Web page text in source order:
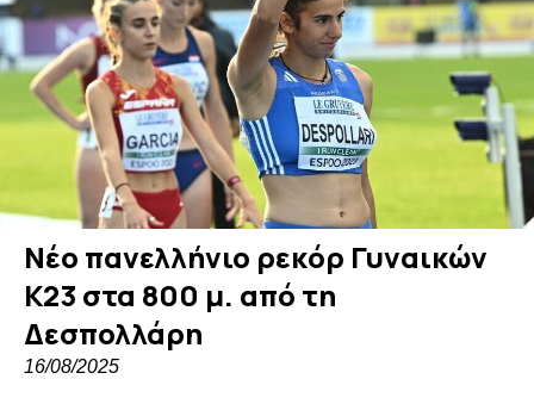
Νέο πανελλήνιο ρεκόρ Γυναικών
Κ23 στα 800 μ. από τη
Δεσπολλάρη
16/08/2025